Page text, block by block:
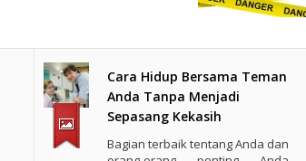
Cara Hidup Bersama Teman
Anda Tanpa Menjadi
Sepasang Kekasih
Bagian terbaik tentang Anda dan